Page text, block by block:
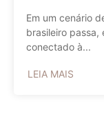
Em um cenário
brasileiro passa,
conectado à...
LEIA MAIS